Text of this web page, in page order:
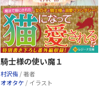
騎士様の使い魔１
村沢侑 / 著者
オオタケ / イラスト